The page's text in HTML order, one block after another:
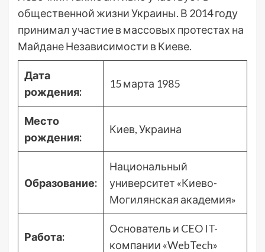
общественной жизни Украины. В 2014 году
принимал участие в массовых протестах на
Майдане Независимости в Киеве.
Дата
рождения:
15 марта 1985
Место
рождения:
Киев, Украина
Образование:
Национальный
университет «Киево-
Могилянская академия»
Работа:
Основатель и CEO IT-
компании «WebTech»